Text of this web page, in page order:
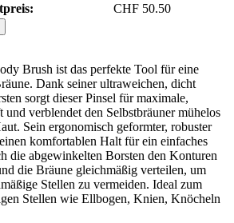
CHF 50.50
Brush ist das perfekte Tool für eine
Dank seiner ultraweichen, dicht
sorgt dieser Pinsel für maximale,
verblendet den Selbstbräuner mühelos
Sein ergonomisch geformter, robuster
komfortablen Halt für ein einfaches
die abgewinkelten Borsten den Konturen
die Bräune gleichmäßig verteilen, um
Stellen zu vermeiden. Ideal zum
Stellen wie Ellbogen, Knien, Knöcheln